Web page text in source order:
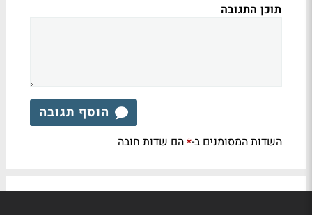
תוכן התגובה
הוסף תגובה
השדות המסומנים ב-*הם שדות חובה